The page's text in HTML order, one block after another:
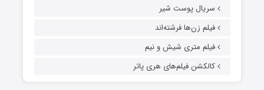
سریال پوست شیر
فیلم زن‌ها فرشته‌اند
فیلم متری شیش و نیم
کالکشن فیلم‌های هری پاتر